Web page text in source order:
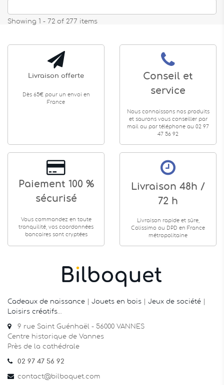
Showing 1 - 72 of 277 items
Livraison offerte
Dès 65€ pour un envoi en
France
Conseil et
service
Nous connaissons nos produits
et saurons vous conseiller par
mail ou par téléphone au 02 97
47 56 92
Paiement 100 %
sécurisé
Vous commandez en toute
tranquilité, vos coordonnées
bancaires sont cryptées
Livraison 48h /
72 h
Livraison rapide et sûre,
Colissimo ou DPD en France
métropolitaine
Cadeaux de naissance Jouets en bois Jeux de société
Loisirs créatifs
9 rue Saint Guénhaël - 56000 VANNES
Centre historique de Vannes
Près de la cathédrale
02 97 47 56 92
contact@bilboquet.com